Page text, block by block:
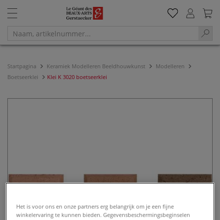
Startpagina Keramiek Modelleren Beeldhouwkunst
Modelleren
Boetseerklei
Klei K 3020 boetseerklei
Het is voor ons en onze partners erg belangrijk om je een fijne
winkelervaring te kunnen bieden. Gegevensbeschermingsbeginselen